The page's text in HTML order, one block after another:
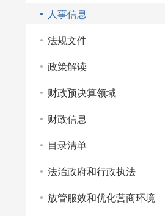
人事信息
法规文件
政策解读
财政预决算领域
财政信息
目录清单
法治政府和行政执法
放管服效和优化营商环境